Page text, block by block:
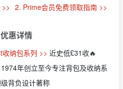
2. Prime会员免费领取指南 >>
惠详情
纳包系列 >> 近史低£31收🔥
年创立至今专注背包及收纳系
背负设计著称